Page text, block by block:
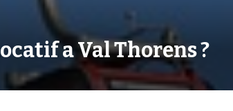
a Val Thorens ?